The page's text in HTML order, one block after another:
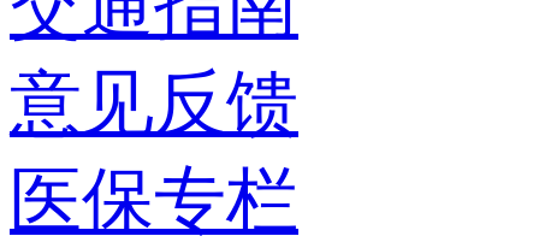
意见反馈
医保专栏